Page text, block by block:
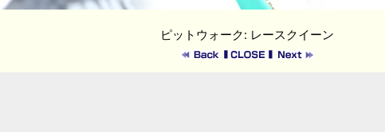
ピットウォーク: レースクイーン